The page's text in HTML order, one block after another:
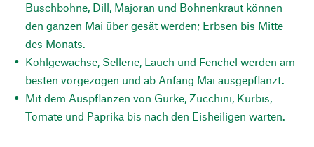
Buschbohne, Dill, Majoran und Bohnenkraut können
den ganzen Mai über gesät werden; Erbsen bis Mitte
des Monats.
Kohlgewächse, Sellerie, Lauch und Fenchel werden am
besten vorgezogen und ab Anfang Mai ausgepflanzt.
Mit dem Auspflanzen von Gurke, Zucchini, Kürbis,
Tomate und Paprika bis nach den Eisheiligen warten.